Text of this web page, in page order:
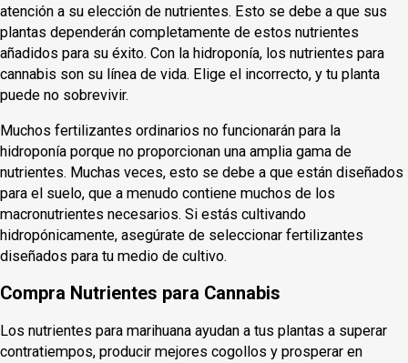
atención a su elección de nutrientes. Esto se debe a que sus
plantas dependerán completamente de estos nutrientes
añadidos para su éxito. Con la hidroponía, los nutrientes para
cannabis son su línea de vida. Elige el incorrecto, y tu planta
puede no sobrevivir.
Muchos fertilizantes ordinarios no funcionarán para la
hidroponía porque no proporcionan una amplia gama de
nutrientes. Muchas veces, esto se debe a que están diseñados
para el suelo, que a menudo contiene muchos de los
macronutrientes necesarios. Si estás cultivando
hidropónicamente, asegúrate de seleccionar fertilizantes
diseñados para tu medio de cultivo.
Compra Nutrientes para Cannabis
Los nutrientes para marihuana ayudan a tus plantas a superar
contratiempos, producir mejores cogollos y prosperar en